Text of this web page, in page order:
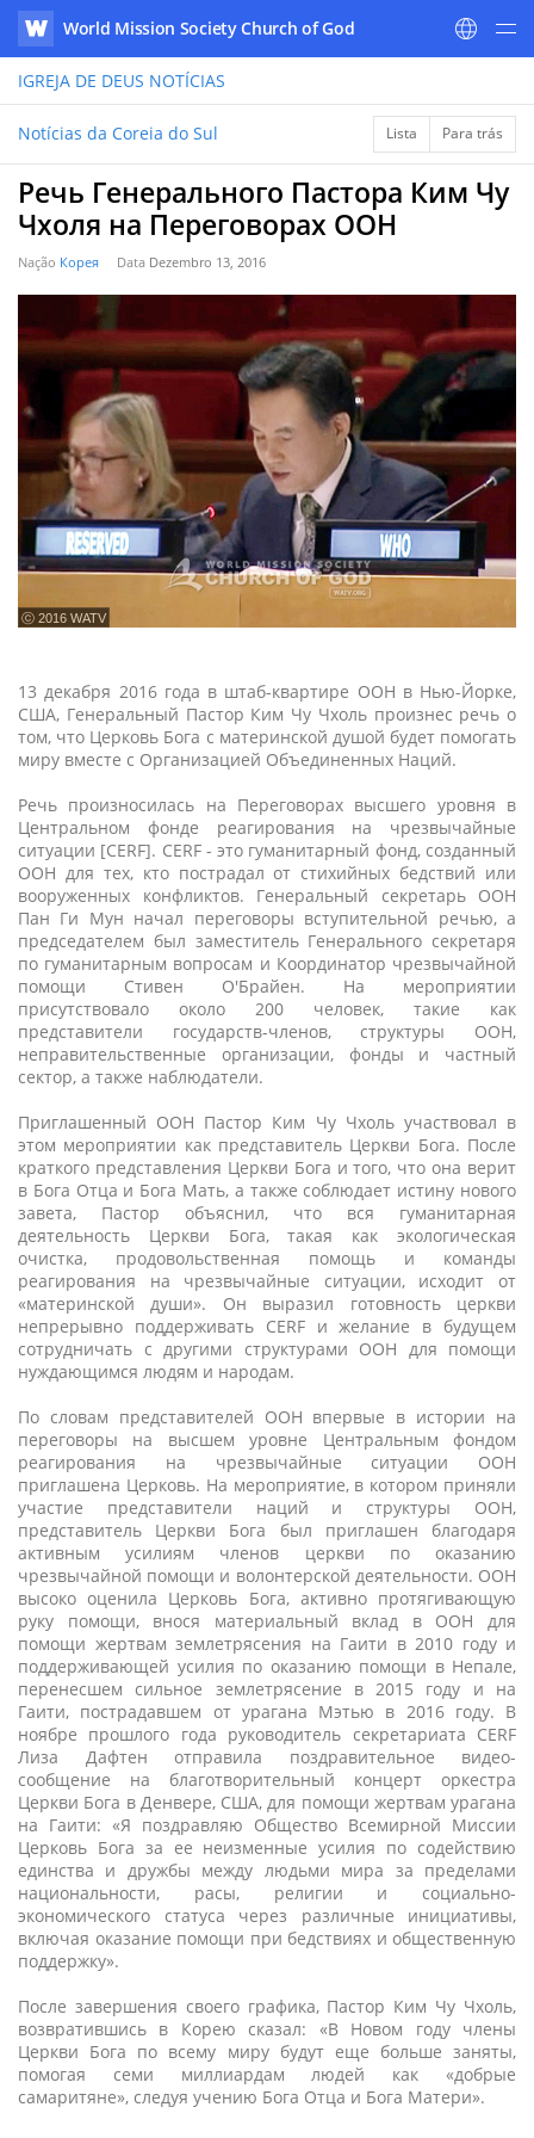
WATV
World Mission Society Church of God
IGREJA DE DEUS NOTÍCIAS
Notícias da Coreia do Sul Lista Para trás
Речь Генерального Пастора Ким Чу
Чхоля на Переговорах ООН
Nação Корея Data Dezembro 13, 2016
ⓒ 2016 WATV
13 декабря 2016 года в штаб-квартире ООН в Нью-Йорке,
США, Генеральный Пастор Ким Чу Чхоль произнес речь о
том, что Церковь Бога с материнской душой будет помогать
миру вместе с Организацией Объединенных Наций.
Речь произносилась на Переговорах высшего уровня в
Центральном фонде реагирования на чрезвычайные
ситуации [CERF]. CERF - это гуманитарный фонд, созданный
ООН для тех, кто пострадал от стихийных бедствий или
вооруженных конфликтов. Генеральный секретарь ООН
Пан Ги Мун начал переговоры вступительной речью, а
председателем был заместитель Генерального секретаря
по гуманитарным вопросам и Координатор чрезвычайной
помощи Стивен О'Брайен. На мероприятии
присутствовало около 200 человек, такие как
представители государств-членов, структуры ООН,
неправительственные организации, фонды и частный
сектор, а также наблюдатели.
Приглашенный ООН Пастор Ким Чу Чхоль участвовал в
этом мероприятии как представитель Церкви Бога. После
краткого представления Церкви Бога и того, что она верит
в Бога Отца и Бога Мать, а также соблюдает истину нового
завета, Пастор объяснил, что вся гуманитарная
деятельность Церкви Бога, такая как экологическая
очистка, продовольственная помощь и команды
реагирования на чрезвычайные ситуации, исходит от
«материнской души». Он выразил готовность церкви
непрерывно поддерживать CERF и желание в будущем
сотрудничать с другими структурами ООН для помощи
нуждающимся людям и народам.
По словам представителей ООН впервые в истории на
переговоры на высшем уровне Центральным фондом
реагирования на чрезвычайные ситуации ООН
приглашена Церковь. На мероприятие, в котором приняли
участие представители наций и структуры ООН,
представитель Церкви Бога был приглашен благодаря
активным усилиям членов церкви по оказанию
чрезвычайной помощи и волонтерской деятельности. ООН
высоко оценила Церковь Бога, активно протягивающую
руку помощи, внося материальный вклад в ООН для
помощи жертвам землетрясения на Гаити в 2010 году и
поддерживающей усилия по оказанию помощи в Непале,
перенесшем сильное землетрясение в 2015 году и на
Гаити, пострадавшем от урагана Мэтью в 2016 году. В
ноябре прошлого года руководитель секретариата CERF
Лиза Дафтен отправила поздравительное видео-
сообщение на благотворительный концерт оркестра
Церкви Бога в Денвере, США, для помощи жертвам урагана
на Гаити: «Я поздравляю Общество Всемирной Миссии
Церковь Бога за ее неизменные усилия по содействию
единства и дружбы между людьми мира за пределами
национальности, расы, религии и социально-
экономического статуса через различные инициативы,
включая оказание помощи при бедствиях и общественную
поддержку».
После завершения своего графика, Пастор Ким Чу Чхоль,
возвратившись в Корею сказал: «В Новом году члены
Церкви Бога по всему миру будут еще больше заняты,
помогая семи миллиардам людей как «добрые
самаритяне», следуя учению Бога Отца и Бога Матери».